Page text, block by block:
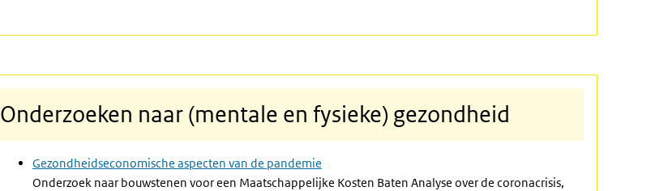
Onderzoeken naar (mentale en fysieke) gezondheid
Gezondheidseconomische aspecten van de pandemie
Onderzoek naar bouwstenen voor een Maatschappelijke Kosten Baten Analyse over de coronacrisis,